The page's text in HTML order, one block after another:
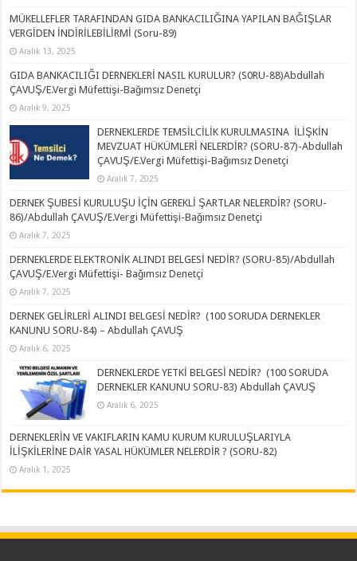
MÜKELLEFLER TARAFINDAN GIDA BANKACILIĞINA YAPILAN BAĞIŞLAR
VERGİDEN İNDİRİLEBİLİRMİ (Soru-89)
Aralık 13, 2025
GIDA BANKACILIĞI DERNEKLERİ NASIL KURULUR? (S0RU-88)Abdullah
ÇAVUŞ/E.Vergi Müfettişi-Bağımsız Denetçi
Aralık 9, 2025
DERNEKLERDE TEMSİLCİLİK KURULMASINA İLİŞKİN
MEVZUAT HÜKÜMLERİ NELERDİR? (SORU-87)-Abdullah
ÇAVUŞ/E.Vergi Müfettişi-Bağımsız Denetçi
Aralık 7, 2025
DERNEK ŞUBESİ KURULUŞU İÇİN GEREKLİ ŞARTLAR NELERDİR? (SORU-
86)/Abdullah ÇAVUŞ/E.Vergi Müfettişi-Bağımsız Denetçi
Aralık 7, 2025
DERNEKLERDE ELEKTRONİK ALINDI BELGESİ NEDİR? (SORU-85)/Abdullah
ÇAVUŞ/E.Vergi Müfettişi- Bağımsız Denetçi
Aralık 7, 2025
DERNEK GELİRLERİ ALINDI BELGESİ NEDİR? (100 SORUDA DERNEKLER
KANUNU SORU-84) – Abdullah ÇAVUŞ
Aralık 6, 2025
DERNEKLERDE YETKİ BELGESİ NEDİR? (100 SORUDA
DERNEKLER KANUNU SORU-83) Abdullah ÇAVUŞ
Aralık 6, 2025
DERNEKLERİN VE VAKIFLARIN KAMU KURUM KURULUŞLARIYLA
İLİŞKİLERİNE DAİR YASAL HÜKÜMLER NELERDİR ? (SORU-82)
Aralık 1, 2025